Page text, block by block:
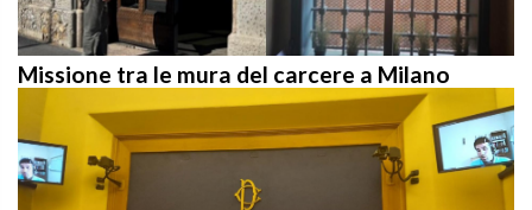
Missione tra le mura del carcere a Milano